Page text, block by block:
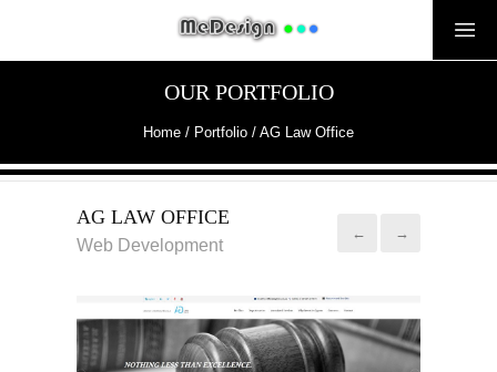
OUR PORTFOLIO
Home / Portfolio / AG Law Office
AG LAW OFFICE
Web Development
→
←